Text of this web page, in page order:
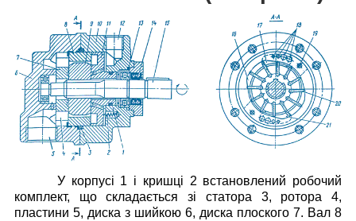
У корпусі 1 і кришці 2 встановлений робочий
комплект, що складається зі статора 3, ротора 4,
пластини 5, диска з шийкою 6, диска плоского 7. Вал 8